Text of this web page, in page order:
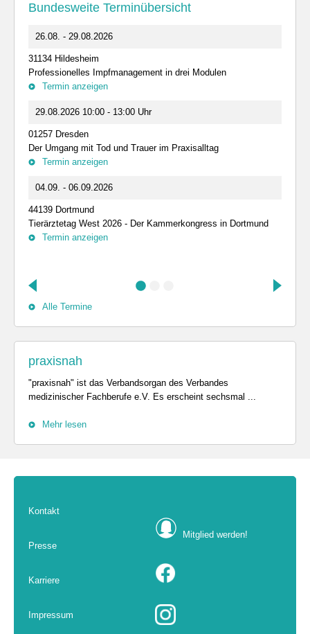
Bundesweite Terminübersicht
26.08. - 29.08.2026
31134 Hildesheim
Professionelles Impfmanagement in drei Modulen
Termin anzeigen
29.08.2026 10:00 - 13:00 Uhr
01257 Dresden
Der Umgang mit Tod und Trauer im Praxisalltag
Termin anzeigen
04.09. - 06.09.2026
44139 Dortmund
Tierärztetag West 2026 - Der Kammerkongress in Dortmund
Termin anzeigen
Alle Termine
praxisnah
"praxisnah" ist das Verbandsorgan des Verbandes
medizinischer Fachberufe e.V. Es erscheint sechsmal ...
Mehr lesen
Kontakt
Presse
Karriere
Impressum
Mitglied werden!